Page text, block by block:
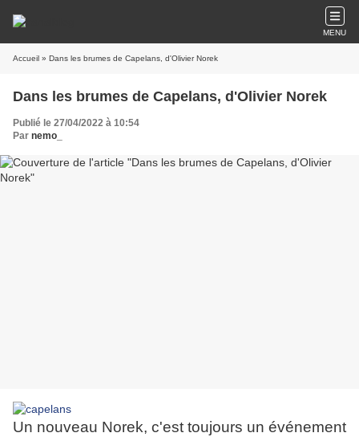
MENU
Accueil » Dans les brumes de Capelans, d'Olivier Norek
Dans les brumes de Capelans, d'Olivier Norek
Publié le 27/04/2022 à 10:54
Par nemo_
Un nouveau Norek, c'est toujours un événement